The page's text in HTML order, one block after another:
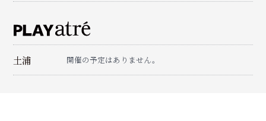
土浦 開催の予定はありません。